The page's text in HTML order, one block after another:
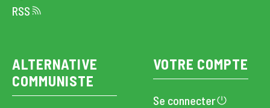
RSS
ALTERNATIVE
COMMUNISTE
VOTRE COMPTE
Se connecter